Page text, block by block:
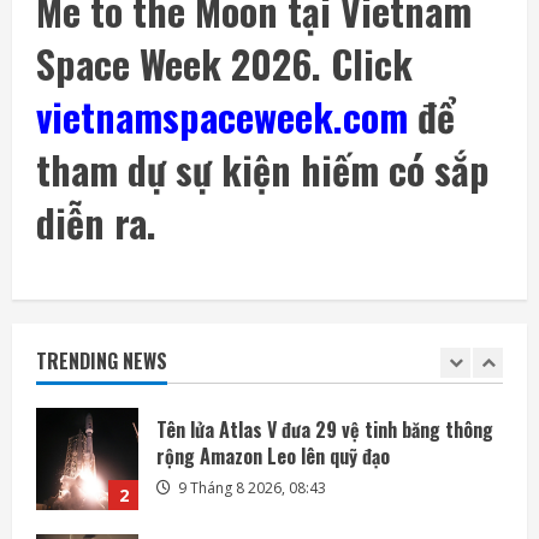
Space Week 2026. Click
vietnamspaceweek.com để
tham dự sự kiện hiếm có sắp
diễn ra.
TRENDING NEWS
5
Đến lượt mô hình AI của Moonshot thoát
khỏi môi trường thử nghiệm
8 Tháng 8 2026, 07:58
1
Google thua kiện vụ phạt chống độc quyền
4,1 tỷ euro của EU
2
Tên lửa Atlas V đưa 29 vệ tinh băng thông
3
Mỗi ngày có thêm 1.200 triệu phú, nước
Mỹ giàu lên hay chỉ người giàu càng giàu?
8 Tháng 8 2026, 08:55